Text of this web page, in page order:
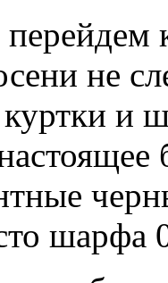
не
и
шарфа